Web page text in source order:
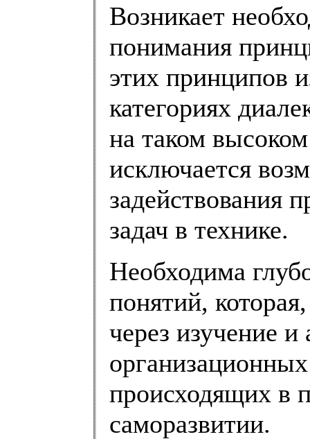
Возникает
понимания
этих принципов
категориях
на таком
исключается
задействования
задач в технике.
Необходима
понятий,
через изучение
происходящих в
саморазвитии.